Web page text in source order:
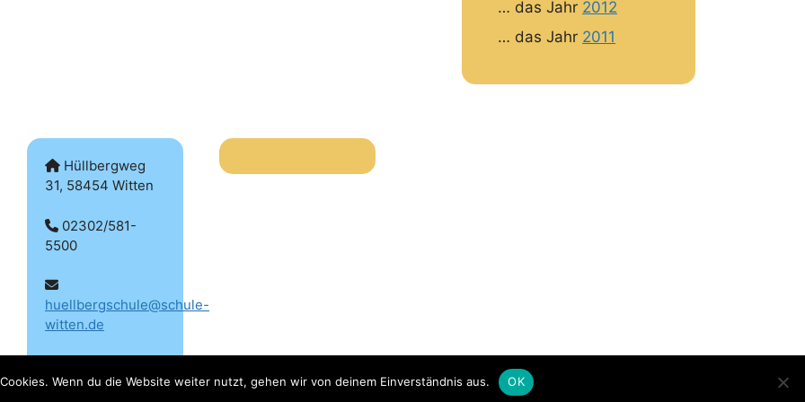
… das Jahr 2012
… das Jahr 2011
Hüllbergweg
31, 58454 Witten
02302/581-
5500
huellbergschule@schule-
witten.de
Wenn du die Website weiter nutzt, gehen wir von deinem Einverständnis aus. OK